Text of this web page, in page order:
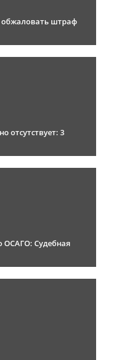
обжаловать штраф
отсутствует: 3
ОСАГО: Судебная